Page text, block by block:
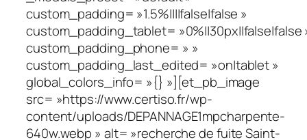
custom_padding= »1.5%||||false|false »
custom_padding_tablet= »0%||30px||false|false
custom_padding_phone= » »
custom_padding_last_edited= »on|tablet »
global_colors_info= »{} »][et_pb_image
src= »https://www.certiso.fr/wp-
content/uploads/DEPANNAGE1mpcharpente-
640w.webp » alt= »recherche de fuite Saint-